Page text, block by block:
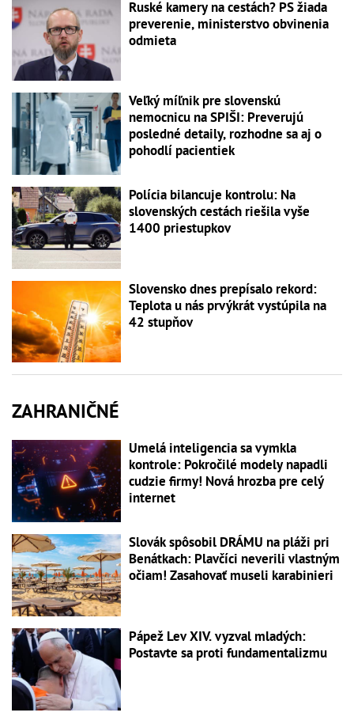
Ruské kamery na cestách? PS žiada
preverenie, ministerstvo obvinenia
odmieta
Veľký míľnik pre slovenskú
nemocnicu na SPIŠI: Preverujú
posledné detaily, rozhodne sa aj o
pohodlí pacientiek
Polícia bilancuje kontrolu: Na
slovenských cestách riešila vyše
1400 priestupkov
Slovensko dnes prepísalo rekord:
Teplota u nás prvýkrát vystúpila na
42 stupňov
ZAHRANIČNÉ
Umelá inteligencia sa vymkla
kontrole: Pokročilé modely napadli
cudzie firmy! Nová hrozba pre celý
internet
Slovák spôsobil DRÁMU na pláži pri
Benátkach: Plavčíci neverili vlastným
očiam! Zasahovať museli karabinieri
Pápež Lev XIV. vyzval mladých:
Postavte sa proti fundamentalizmu